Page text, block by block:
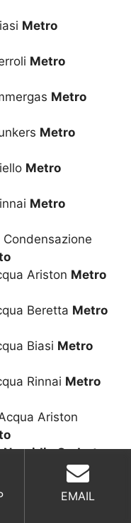
Metro
Metro
Metro
Metro
Metro
Metro
Ariston Metro
Beretta Metro
Biasi Metro
Rinnai Metro
Ariston
Numidio Qadrato
Metro Numidio
EMAIL